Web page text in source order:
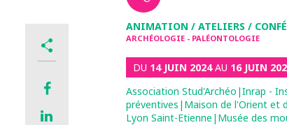
ANIMATION / ATELIERS /
ARCHÉOLOGIE - PALÉONTOLOGIE
DU 14 JUIN 2024AU 16 JUIN
Association Stud'Archéo|Inrap -
préventives|Maison de l'Orient et
Lyon Saint-Etienne|Musée des